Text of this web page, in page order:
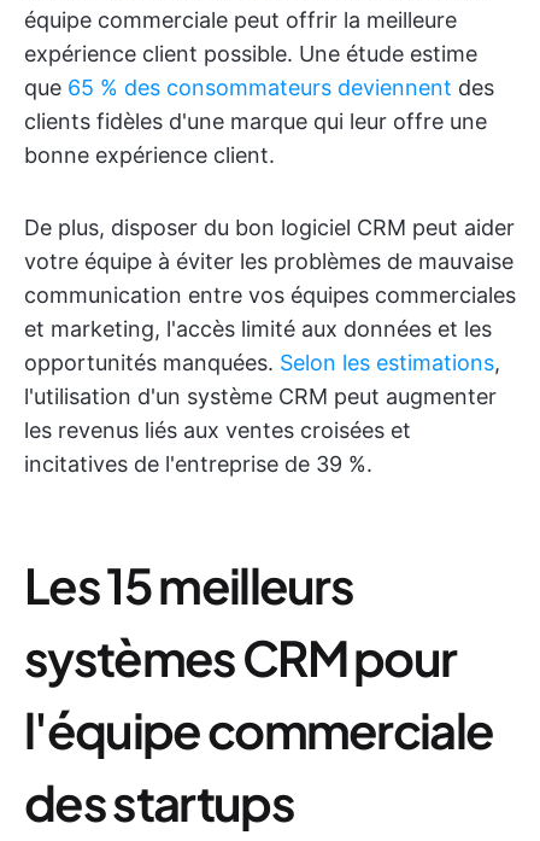
équipe commerciale peut offrir la meilleure
expérience client possible. Une étude estime
que 65 % des consommateurs deviennent des
clients fidèles d'une marque qui leur offre une
bonne expérience client.
De plus, disposer du bon logiciel CRM peut aider
votre équipe à éviter les problèmes de mauvaise
communication entre vos équipes commerciales
et marketing, l'accès limité aux données et les
opportunités manquées. Selon les estimations,
l'utilisation d'un système CRM peut augmenter
les revenus liés aux ventes croisées et
incitatives de l'entreprise de 39 %.
Les 15 meilleurs
systèmes CRM pour
l'équipe commerciale
des startups